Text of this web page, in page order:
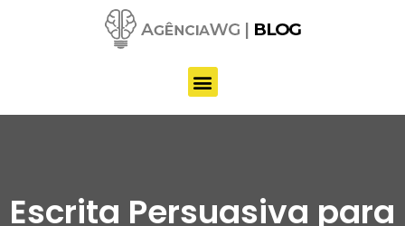
conteúdo
Escrita Persuasiva para